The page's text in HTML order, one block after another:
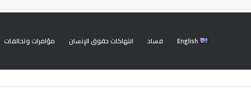
مؤامرات وتحالفات انتهاكات حقوق الإنسان فساد English